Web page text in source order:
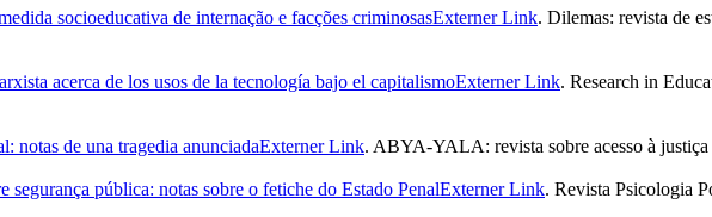
socioeducativa de internação e facções criminosasExterner Link. Dilemas: revista de
acerca de los usos de la tecnología bajo el capitalismoExterner Link. Research in
notas de una tragedia anunciadaExterner Link. ABYA-YALA: revista sobre acesso à
segurança pública: notas sobre o fetiche do Estado PenalExterner Link. Revista Psicologia